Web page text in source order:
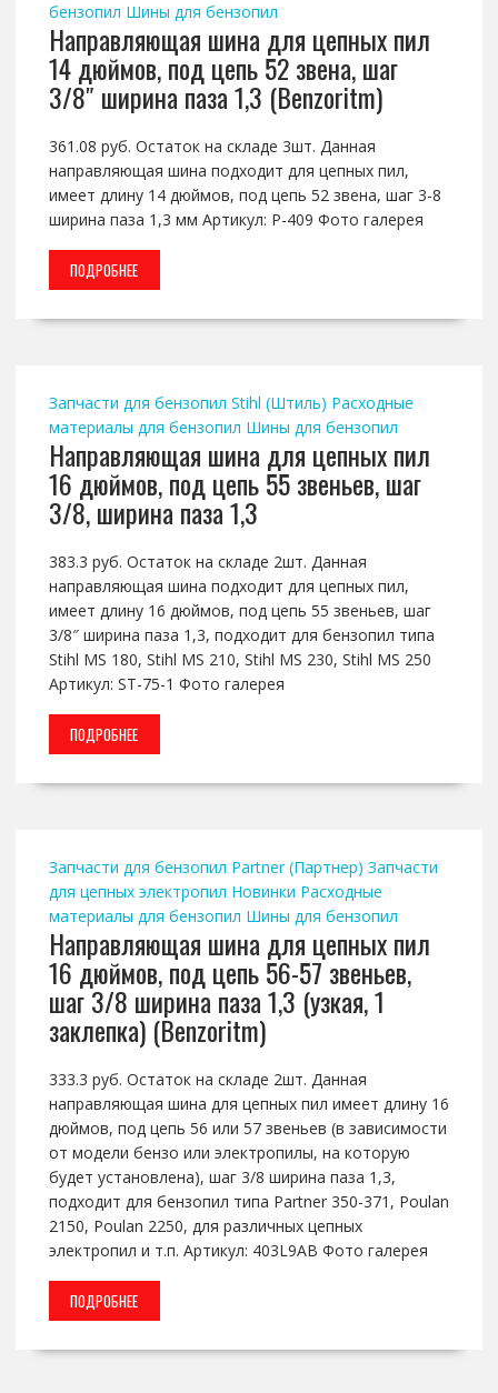
бензопил Шины для бензопил
Направляющая шина для цепных пил
14 дюймов, под цепь 52 звена, шаг
3/8″ ширина паза 1,3 (Benzoritm)
361.08 руб. Остаток на складе 3шт. Данная
направляющая шина подходит для цепных пил,
имеет длину 14 дюймов, под цепь 52 звена, шаг 3-8
ширина паза 1,3 мм Артикул: P-409 Фото галерея
ПОДРОБНЕЕ
Запчасти для бензопил Stihl (Штиль) Расходные
материалы для бензопил Шины для бензопил
Направляющая шина для цепных пил
16 дюймов, под цепь 55 звеньев, шаг
3/8, ширина паза 1,3
383.3 руб. Остаток на складе 2шт. Данная
направляющая шина подходит для цепных пил,
имеет длину 16 дюймов, под цепь 55 звеньев, шаг
3/8″ ширина паза 1,3, подходит для бензопил типа
Stihl MS 180, Stihl MS 210, Stihl MS 230, Stihl MS 250
Артикул: ST-75-1 Фото галерея
ПОДРОБНЕЕ
Запчасти для бензопил Partner (Партнер) Запчасти
для цепных электропил Новинки Расходные
материалы для бензопил Шины для бензопил
Направляющая шина для цепных пил
16 дюймов, под цепь 56-57 звеньев,
шаг 3/8 ширина паза 1,3 (узкая, 1
заклепка) (Benzoritm)
333.3 руб. Остаток на складе 2шт. Данная
направляющая шина для цепных пил имеет длину 16
дюймов, под цепь 56 или 57 звеньев (в зависимости
от модели бензо или электропилы, на которую
будет установлена), шаг 3/8 ширина паза 1,3,
подходит для бензопил типа Partner 350-371, Poulan
2150, Poulan 2250, для различных цепных
электропил и т.п. Артикул: 403L9AB Фото галерея
ПОДРОБНЕЕ